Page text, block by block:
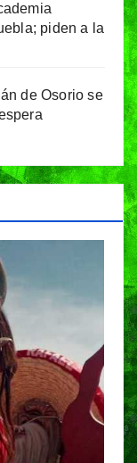
piden a la
de Osorio se